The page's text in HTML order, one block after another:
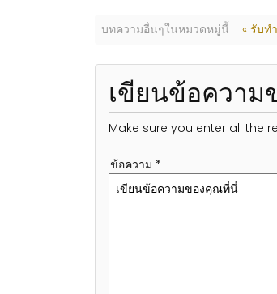
บทความอื่นๆในหมวดหมู่นี้ « รับ
เขียนข้อควา
Make sure you enter all the
ข้อความ *